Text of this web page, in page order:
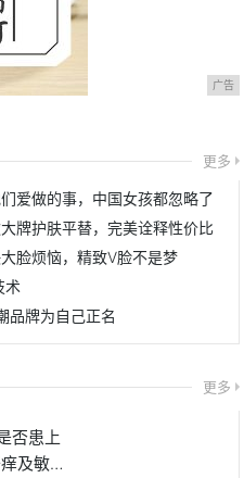
广告
更多
爱做的事，中国女孩都忽略了
牌护肤平替，完美诠释性价比
脸烦恼，精致V脸不是梦
术
品牌为自己正名
更多
否患上
及敏感”